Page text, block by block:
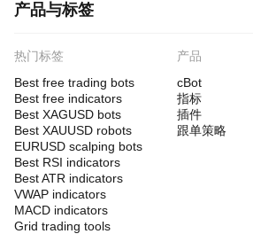
产品与标签
热门标签
Best free trading bots
Best free indicators
Best XAGUSD bots
Best XAUUSD robots
EURUSD scalping bots
Best RSI indicators
Best ATR indicators
VWAP indicators
MACD indicators
Grid trading tools
产品
cBot
指标
插件
跟单策略